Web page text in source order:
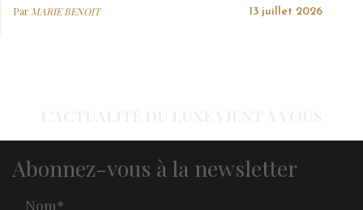
ParMARIE BENOIT 13 juillet 2026
Abonnez-vous à la newsletter